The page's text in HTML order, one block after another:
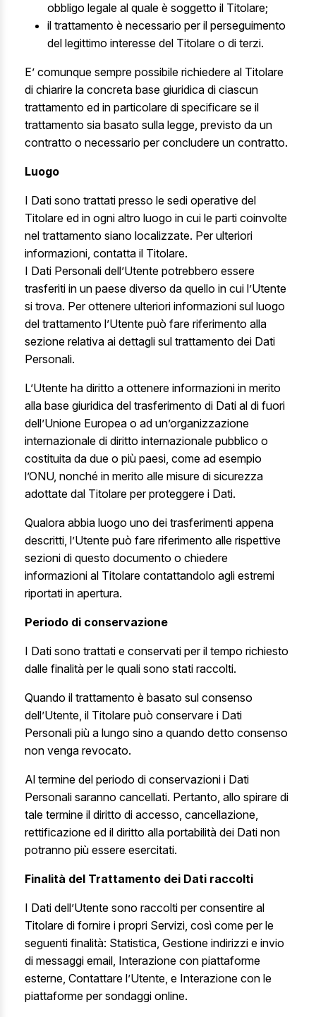
obbligo legale al quale è soggetto il Titolare;
il trattamento è necessario per il perseguimento
del legittimo interesse del Titolare o di terzi.
E’ comunque sempre possibile richiedere al Titolare
di chiarire la concreta base giuridica di ciascun
trattamento ed in particolare di specificare se il
trattamento sia basato sulla legge, previsto da un
contratto o necessario per concludere un contratto.
Luogo
I Dati sono trattati presso le sedi operative del
Titolare ed in ogni altro luogo in cui le parti coinvolte
nel trattamento siano localizzate. Per ulteriori
informazioni, contatta il Titolare.
I Dati Personali dell’Utente potrebbero essere
trasferiti in un paese diverso da quello in cui l’Utente
si trova. Per ottenere ulteriori informazioni sul luogo
del trattamento l’Utente può fare riferimento alla
sezione relativa ai dettagli sul trattamento dei Dati
Personali.
L’Utente ha diritto a ottenere informazioni in merito
alla base giuridica del trasferimento di Dati al di fuori
dell’Unione Europea o ad un’organizzazione
internazionale di diritto internazionale pubblico o
costituita da due o più paesi, come ad esempio
l’ONU, nonché in merito alle misure di sicurezza
adottate dal Titolare per proteggere i Dati.
Qualora abbia luogo uno dei trasferimenti appena
descritti, l’Utente può fare riferimento alle rispettive
sezioni di questo documento o chiedere
informazioni al Titolare contattandolo agli estremi
riportati in apertura.
Periodo di conservazione
I Dati sono trattati e conservati per il tempo richiesto
dalle finalità per le quali sono stati raccolti.
Quando il trattamento è basato sul consenso
dell’Utente, il Titolare può conservare i Dati
Personali più a lungo sino a quando detto consenso
non venga revocato.
Al termine del periodo di conservazioni i Dati
Personali saranno cancellati. Pertanto, allo spirare di
tale termine il diritto di accesso, cancellazione,
rettificazione ed il diritto alla portabilità dei Dati non
potranno più essere esercitati.
Finalità del Trattamento dei Dati raccolti
I Dati dell’Utente sono raccolti per consentire al
Titolare di fornire i propri Servizi, così come per le
seguenti finalità: Statistica, Gestione indirizzi e invio
di messaggi email, Interazione con piattaforme
esterne, Contattare l’Utente, e Interazione con le
piattaforme per sondaggi online.